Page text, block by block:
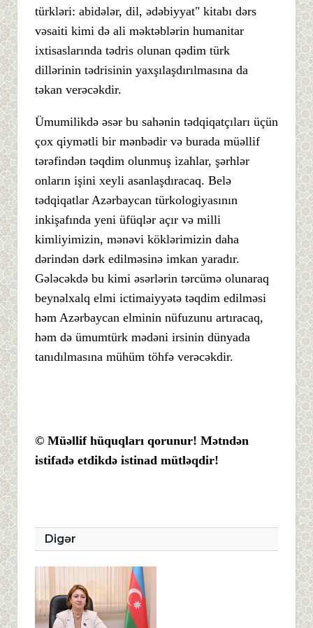
türkləri: abidələr, dil, ədəbiyyat" kitabı dərs
vəsaiti kimi də ali məktəblərin humanitar
ixtisaslarında tədris olunan qədim türk
dillərinin tədrisinin yaxşılaşdırılmasına da
təkan verəcəkdir.
Ümumilikdə əsər bu sahənin tədqiqatçıları üçün
çox qiymətli bir mənbədir və burada müəllif
tərəfindən təqdim olunmuş izahlar, şərhlər
onların işini xeyli asanlaşdıracaq. Belə
tədqiqatlar Azərbaycan türkologiyasının
inkişafında yeni üfüqlər açır və milli
kimliyimizin, mənəvi köklərimizin daha
dərindən dərk edilməsinə imkan yaradır.
Gələcəkdə bu kimi əsərlərin tərcümə olunaraq
beynəlxalq elmi ictimaiyyətə təqdim edilməsi
həm Azərbaycan elminin nüfuzunu artıracaq,
həm də ümumtürk mədəni irsinin dünyada
tanıdılmasına mühüm töhfə verəcəkdir.
© Müəllif hüquqları qorunur! Mətndən
istifadə etdikdə istinad mütləqdir!
Digər